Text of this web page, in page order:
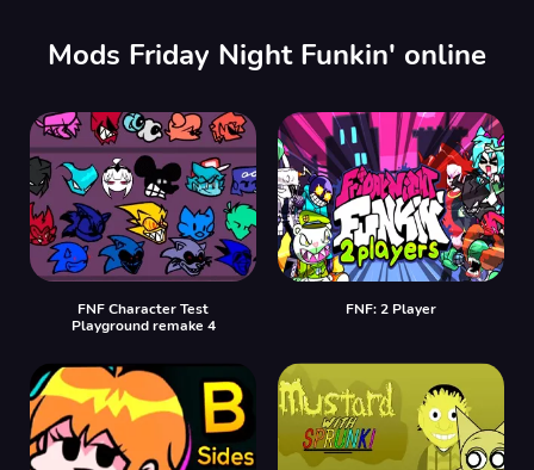
Mods Friday Night Funkin' online
FNF Character Test
Playground remake 4
FNF: 2 Player